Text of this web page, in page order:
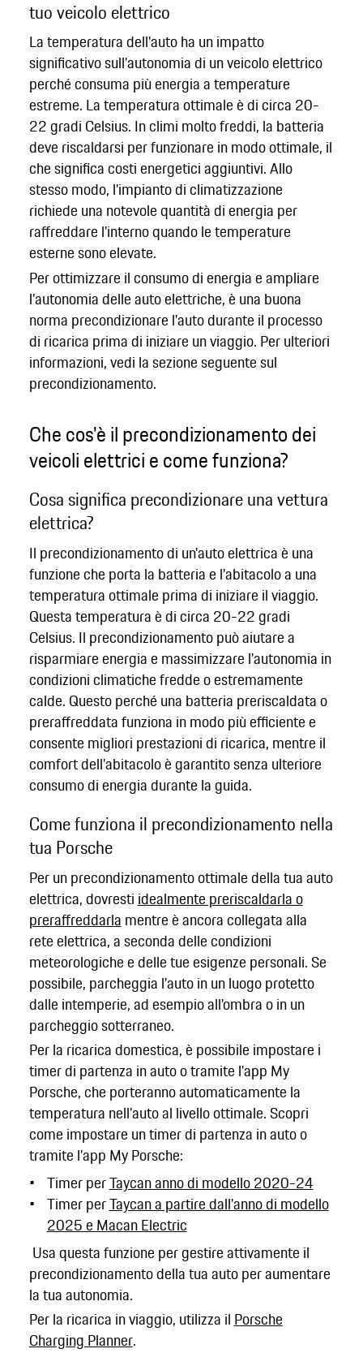
tuo veicolo elettrico
La temperatura dell'auto ha un impatto
significativo sull'autonomia di un veicolo elettrico
perché consuma più energia a temperature
estreme. La temperatura ottimale è di circa 20-
22 gradi Celsius. In climi molto freddi, la batteria
deve riscaldarsi per funzionare in modo ottimale, il
che significa costi energetici aggiuntivi. Allo
stesso modo, l'impianto di climatizzazione
richiede una notevole quantità di energia per
raffreddare l'interno quando le temperature
esterne sono elevate.
Per ottimizzare il consumo di energia e ampliare
l'autonomia delle auto elettriche, è una buona
norma precondizionare l'auto durante il processo
di ricarica prima di iniziare un viaggio. Per ulteriori
informazioni, vedi la sezione seguente sul
precondizionamento.
Che cos'è il precondizionamento dei
veicoli elettrici e come funziona?
Cosa significa precondizionare una vettura
elettrica?
Il precondizionamento di un'auto elettrica è una
funzione che porta la batteria e l'abitacolo a una
temperatura ottimale prima di iniziare il viaggio.
Questa temperatura è di circa 20-22 gradi
Celsius. Il precondizionamento può aiutare a
risparmiare energia e massimizzare l'autonomia in
condizioni climatiche fredde o estremamente
calde. Questo perché una batteria preriscaldata o
preraffreddata funziona in modo più efficiente e
consente migliori prestazioni di ricarica, mentre il
comfort dell'abitacolo è garantito senza ulteriore
consumo di energia durante la guida.
Come funziona il precondizionamento nella
tua Porsche
Per un precondizionamento ottimale della tua auto
elettrica, dovresti idealmente preriscaldarla o
preraffreddarla mentre è ancora collegata alla
rete elettrica, a seconda delle condizioni
meteorologiche e delle tue esigenze personali. Se
possibile, parcheggia l'auto in un luogo protetto
dalle intemperie, ad esempio all'ombra o in un
parcheggio sotterraneo.
Per la ricarica domestica, è possibile impostare i
timer di partenza in auto o tramite l'app My
Porsche, che porteranno automaticamente la
temperatura nell'auto al livello ottimale. Scopri
come impostare un timer di partenza in auto o
tramite l'app My Porsche:
Timer perTaycan anno di modello 2020-24
Timer perTaycan a partire dall'anno di modello
2025 e Macan Electric
Usa questa funzione per gestire attivamente il
precondizionamento della tua auto per aumentare
la tua autonomia.
Per la ricarica in viaggio, utilizza il Porsche
Charging Planner.